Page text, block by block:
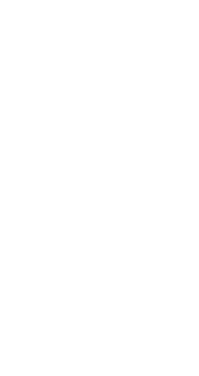
19園遊會
19園遊會